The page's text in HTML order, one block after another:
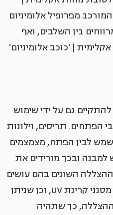
מפרופיל אלומיניום
בין השלבים, ואף
| 'כוכב אלומיניום'
גם על ידי שימוש
הפתחים. תריסים, וילונות
לבין הפתח, מצמצמים
ובכך מורידים את
השונים בהם עושים
שימוש יהיו עשויים מחומרים מסנני קרינת UV, וכן שניתן
ההצללה, כך שתהיה